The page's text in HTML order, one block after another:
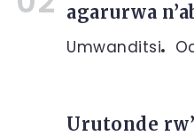
agarurwa
Umwanditsi
Urutonde